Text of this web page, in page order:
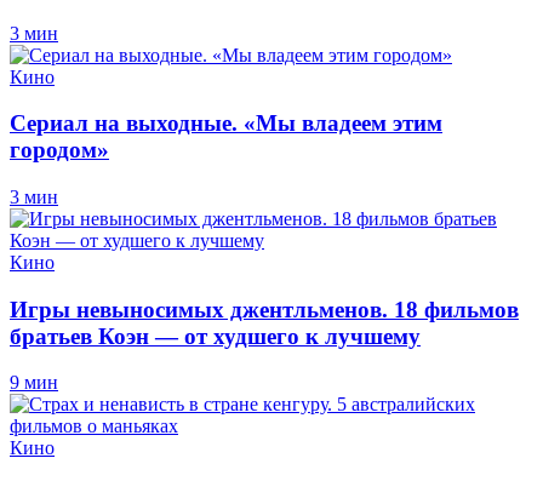
3 мин
Кино
Сериал на выходные. «Мы владеем этим
городом»
3 мин
Кино
Игры невыносимых джентльменов. 18 фильмов
братьев Коэн — от худшего к лучшему
9 мин
Кино